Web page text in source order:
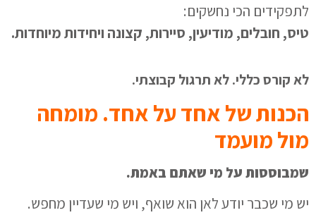
לתפקידים הכי נחשקים:
טיס, חובלים, מודיעין, סיירות, קצונה ויחידות מיוחדות.
לא קורס כללי. לא תרגול קבוצתי.
הכנות של אחד על אחד. מומחה
מול מועמד
שמבוססות על מי שאתם באמת.
יש מי שכבר יודע לאן הוא שואף, ויש מי שעדיין מחפש.